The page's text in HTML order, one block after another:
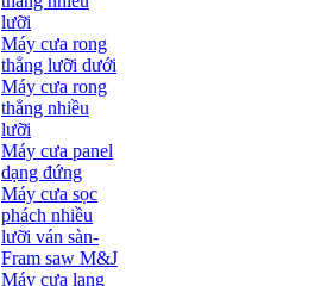
lưỡi
Máy cưa rong
thẳng lưỡi dưới
Máy cưa rong
thẳng nhiều
lưỡi
Máy cưa panel
dạng đứng
Máy cưa sọc
phách nhiều
lưỡi ván sàn-
Fram saw M&J
Máy cưa lạng